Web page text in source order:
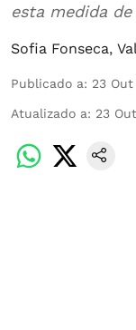
esta medida de
Sofia Fonseca,
Publicado a: 23 Out
Atualizado a: 23